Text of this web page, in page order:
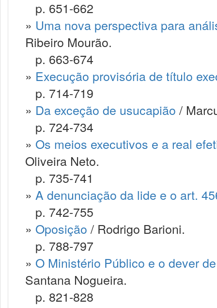
p. 651-662
» Uma nova perspectiva para
Ribeiro Mourão.
p. 663-674
» Execução provisória de título
p. 714-719
» Da exceção de usucapião /
p. 724-734
» Os meios executivos e a real
Oliveira Neto.
p. 735-741
» A denunciação da lide e o art.
p. 742-755
» Oposição / Rodrigo Barioni.
p. 788-797
» O Ministério Público e o dever
Santana Nogueira.
p. 821-828